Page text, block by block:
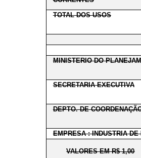
TOTAL DOS USOS
MINISTERIO DO
SECRETARIA EXECUTIVA
DEPTO. DE
EMPRESA : INDUSTRIA
VALORES EM R$ 1,00